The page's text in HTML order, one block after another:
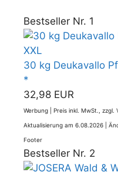
Bestseller Nr. 1
30 kg Deukavallo
*
32,98 EUR
Werbung | Preis inkl. MwSt., zzgl.
Aktualisierung am 6.08.2026 |
Footer
Bestseller Nr. 2